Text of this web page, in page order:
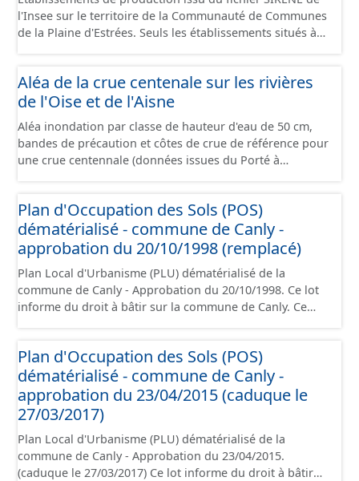
l'Insee sur le territoire de la Communauté de Communes
de la Plaine d'Estrées. Seuls les établissements situés à
conformément aux prescriptions du standard CNIG Sites
Économiques. Ce lot ne contient pas la référence aux
delà des prescriptions du CNIG se limitant aux SCI.
Aléa de la crue centenale sur les rivières
de l'Oise et de l'Aisne
Aléa inondation par classe de hauteur d'eau de 50 cm,
bandes de précaution et côtes de crue de référence pour
une crue centennale (données issues du Porté à
Plan d'Occupation des Sols (POS)
dématérialisé - commune de Canly -
approbation du 20/10/1998 (remplacé)
Plan Local d'Urbanisme (PLU) dématérialisé de la
commune de Canly - Approbation du 20/10/1998. Ce lot
informe du droit à bâtir sur la commune de Canly. Ce
administratives, le rapport de présentation, le PADD, le
règlement (à l'exception des plans de zonages), les
annexes, les orientations d'aménagement et les données
géographiques. Malgré l'attention portée à la création
de ces données, il est rappelé que seuls les documents
papier font foi et sont opposables d'un point de vue
juridique.
Plan d'Occupation des Sols (POS)
dématérialisé - commune de Canly -
approbation du 23/04/2015 (caduque le
27/03/2017)
Plan Local d'Urbanisme (PLU) dématérialisé de la
commune de Canly - Approbation du 23/04/2015.
(caduque le 27/03/2017) Ce lot informe du droit à bâtir